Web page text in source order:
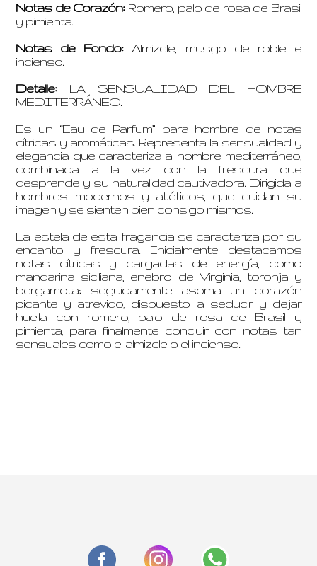
Notas de Corazón:Romero, palo de rosa de Brasil
y pimienta.
Notas de Fondo:Almizcle, musgo de roble e
incienso.
Detalle:LA SENSUALIDAD DEL HOMBRE
MEDITERRÁNEO.
Es un “Eau de Parfum” para hombre de notas
cítricas y aromáticas. Representa la sensualidad y
elegancia que caracteriza al hombre mediterráneo,
combinada a la vez con la frescura que
desprende y su naturalidad cautivadora. Dirigida a
hombres modernos y atléticos, que cuidan su
imagen y se sienten bien consigo mismos.
La estela de esta fragancia se caracteriza por su
encanto y frescura. Inicialmente destacamos
notas cítricas y cargadas de energía, como
mandarina siciliana, enebro de Virginia, toronja y
bergamota; seguidamente asoma un corazón
picante y atrevido, dispuesto a seducir y dejar
huella con romero, palo de rosa de Brasil y
pimienta, para finalmente concluir con notas tan
sensuales como el almizcle o el incienso.